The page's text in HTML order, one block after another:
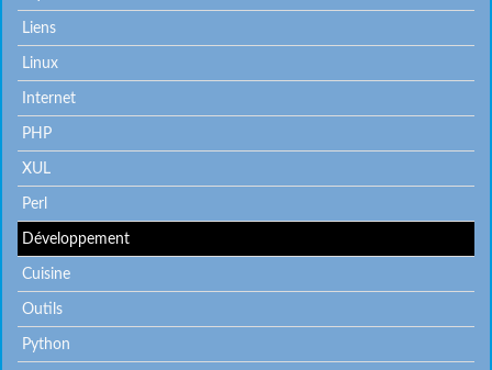
Liens
Linux
Internet
PHP
XUL
Perl
Développement
Cuisine
Outils
Python